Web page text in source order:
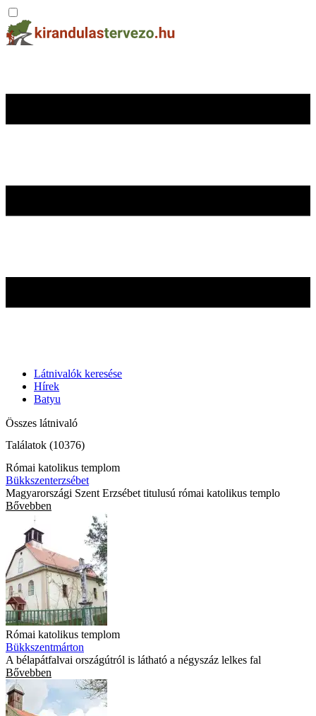
Látnivalók keresése
Hírek
Batyu
Összes látnivaló
Találatok (10376)
Római katolikus templom
Bükkszenterzsébet
Magyarországi Szent Erzsébet titulusú római katolikus templo
Bővebben
Római katolikus templom
Bükkszentmárton
A bélapátfalvai országútról is látható a négyszáz lelkes fal
Bővebben